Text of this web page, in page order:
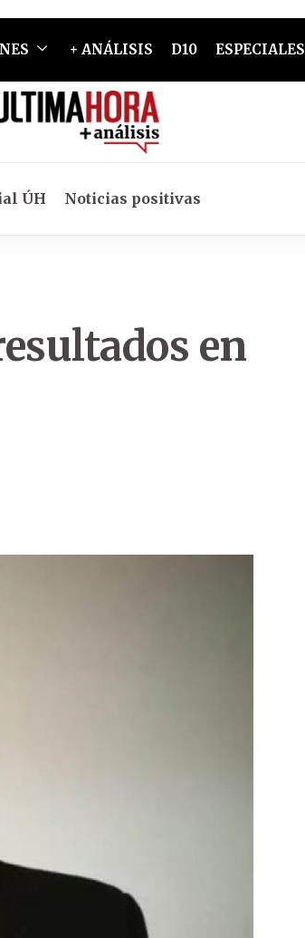
+ ANÁLISIS D10 ESPECIALES
ÚH Noticias positivas
en